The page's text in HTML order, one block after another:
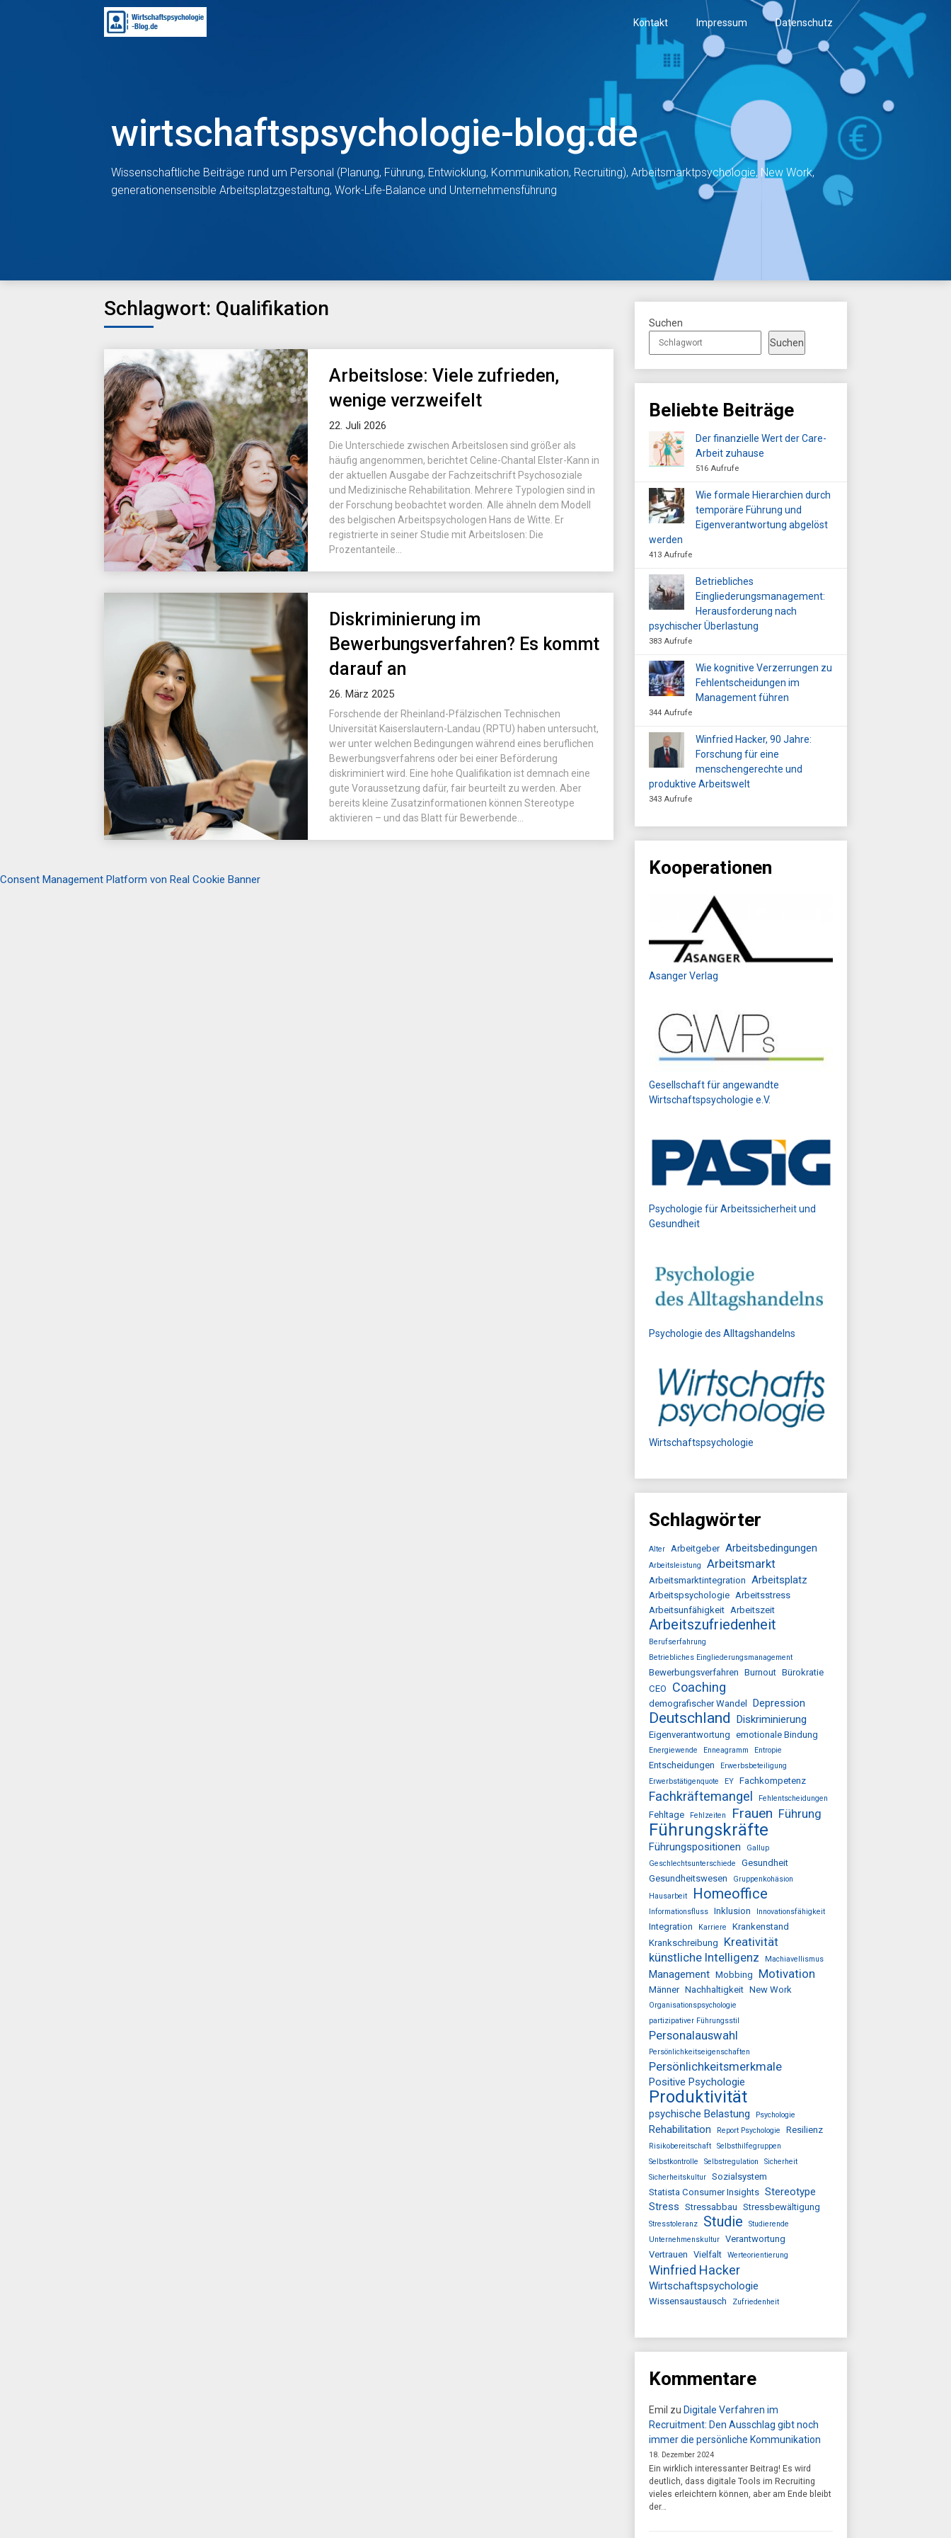
Kontakt Impressum Datenschutz
wirtschaftspsychologie-blog.de
Wissenschaftliche Beiträge rund um Personal (Planung, Führung, Entwicklung, Kommunikation, Recruiting), Arbeitsmarktpsychologie, New Work,
generationensensible Arbeitsplatzgestaltung, Work-Life-Balance und Unternehmensführung
Schlagwort: Qualifikation
Arbeitslose: Viele zufrieden,
wenige verzweifelt
22. Juli 2026
Die Unterschiede zwischen Arbeitslosen sind größer als
häufig angenommen, berichtet Celine-Chantal Elster-Kann in
der aktuellen Ausgabe der Fachzeitschrift Psychosoziale
und Medizinische Rehabilitation. Mehrere Typologien sind in
der Forschung beobachtet worden. Alle ähneln dem Modell
des belgischen Arbeitspsychologen Hans de Witte. Er
registrierte in seiner Studie mit Arbeitslosen: Die
Prozentanteile...
Diskriminierung im
Bewerbungsverfahren? Es kommt
darauf an
26. März 2025
Forschende der Rheinland-Pfälzischen Technischen
Universität Kaiserslautern-Landau (RPTU) haben untersucht,
wer unter welchen Bedingungen während eines beruflichen
Bewerbungsverfahrens oder bei einer Beförderung
diskriminiert wird. Eine hohe Qualifikation ist demnach eine
gute Voraussetzung dafür, fair beurteilt zu werden. Aber
bereits kleine Zusatzinformationen können Stereotype
aktivieren – und das Blatt für Bewerbende...
Suchen
Suchen
Beliebte Beiträge
Der finanzielle Wert der Care-
Arbeit zuhause
516 Aufrufe
Wie formale Hierarchien durch
temporäre Führung und
Eigenverantwortung abgelöst
werden
413 Aufrufe
Betriebliches
Eingliederungsmanagement:
Herausforderung nach
psychischer Überlastung
383 Aufrufe
Wie kognitive Verzerrungen zu
Fehlentscheidungen im
Management führen
344 Aufrufe
Winfried Hacker, 90 Jahre:
Forschung für eine
menschengerechte und
produktive Arbeitswelt
343 Aufrufe
Kooperationen
Asanger Verlag
Gesellschaft für angewandte
Wirtschaftspsychologie e.V.
Psychologie für Arbeitssicherheit und
Gesundheit
Psychologie des Alltagshandelns
Wirtschaftspsychologie
Schlagwörter
Alter Arbeitgeber Arbeitsbedingungen
Arbeitsleistung Arbeitsmarkt
Arbeitsmarktintegration Arbeitsplatz
Arbeitspsychologie Arbeitsstress
Arbeitsunfähigkeit Arbeitszeit
Arbeitszufriedenheit
Berufserfahrung
Betriebliches Eingliederungsmanagement
Bewerbungsverfahren Burnout Bürokratie
CEO
Coaching
demografischer Wandel Depression
Deutschland Diskriminierung
Eigenverantwortung emotionale Bindung
Energiewende Enneagramm Entropie
Entscheidungen
Erwerbsbeteiligung
Erwerbstätigenquote
EY Fachkompetenz
Fachkräftemangel Fehlentscheidungen
Fehltage Fehlzeiten Frauen Führung
Führungskräfte
Führungspositionen
Gallup
Geschlechtsunterschiede
Gesundheit
Gesundheitswesen
Gruppenkohäsion
Hausarbeit
Homeoffice
Informationsfluss Inklusion Innovationsfähigkeit
Integration Karriere
Krankenstand
Krankschreibung
Kreativität
künstliche Intelligenz
Machiavellismus
Management Mobbing Motivation
Männer Nachhaltigkeit New Work
Organisationspsychologie
partizipativer Führungsstil
Personalauswahl
Persönlichkeitseigenschaften
Persönlichkeitsmerkmale
Positive Psychologie
Produktivität
psychische Belastung Psychologie
Rehabilitation Report Psychologie Resilienz
Risikobereitschaft
Selbsthilfegruppen
Selbstkontrolle
Selbstregulation
Sicherheit
Sicherheitskultur
Sozialsystem
Statista Consumer Insights Stereotype
Stress Stressabbau Stressbewältigung
Stresstoleranz Studie
Studierende
Unternehmenskultur
Verantwortung
Vertrauen Vielfalt Werteorientierung
Winfried Hacker
Wirtschaftspsychologie
Wissensaustausch Zufriedenheit
Kommentare
Emil zu Digitale Verfahren im
Recruitment: Den Ausschlag gibt noch
immer die persönliche Kommunikation
18. Dezember 2024
Ein wirklich interessanter Beitrag! Es wird
deutlich, dass digitale Tools im Recruiting
vieles erleichtern können, aber am Ende bleibt
der…
Consent Management Platform von Real Cookie Banner